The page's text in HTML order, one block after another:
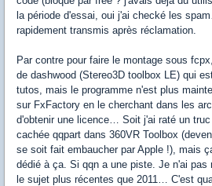
la période d'essai, oui j'ai checké les
rapidement transmis après réclamation.
Par contre pour faire le montage sous
de dashwood (Stereo3D toolbox LE) qui
tutos, mais le programme n'est plus
sur FxFactory en le cherchant dans les
d'obtenir une licence… Soit j'ai raté un
cachée qqpart dans 360VR Toolbox
se soit fait embaucher par Apple !), mais
dédié à ça. Si qqn a une piste. Je n'ai pas
le sujet plus récentes que 2011… C'est